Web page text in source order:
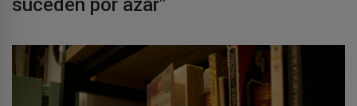
suceden por azar"